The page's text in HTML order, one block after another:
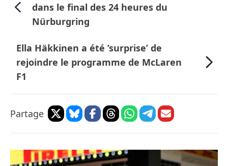
dans le final des 24 heures du
Nürburgring
Ella Häkkinen a été ’surprise’ de
rejoindre le programme de McLaren
F1
Partage